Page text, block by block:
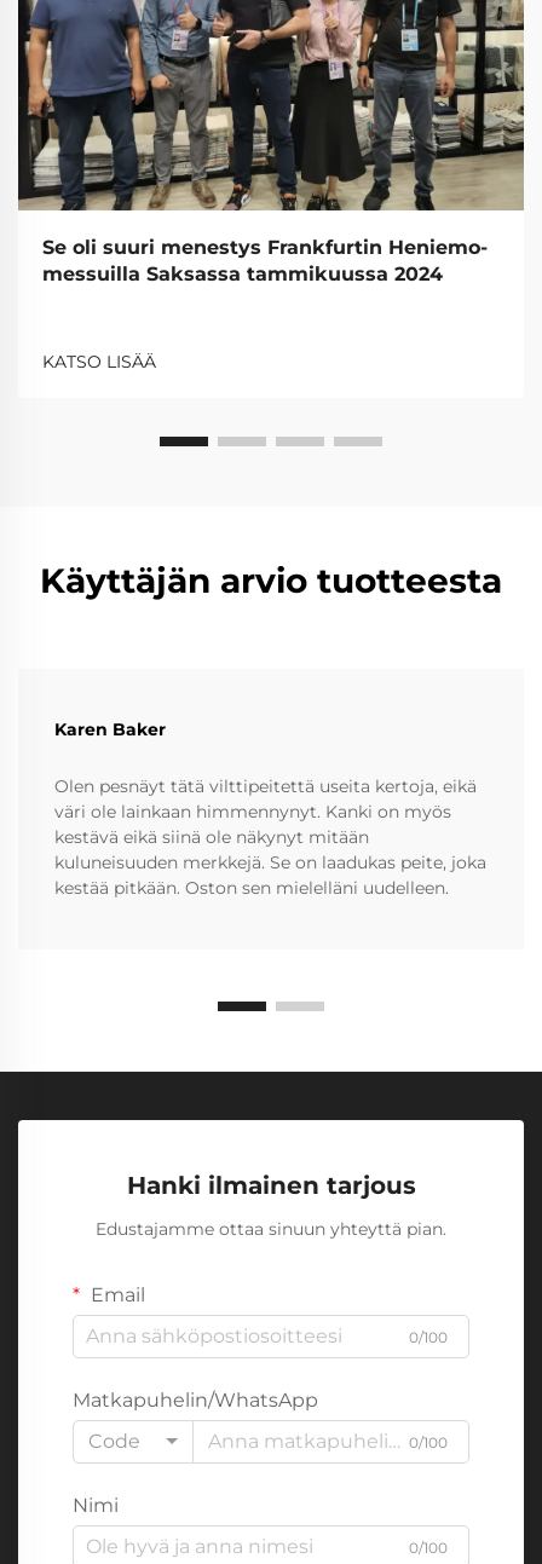
Se oli suuri menestys Frankfurtin Heniemo-
messuilla Saksassa tammikuussa 2024
KATSO LISÄÄ
Käyttäjän arvio tuotteesta
Karen Baker
Olen pesnäyt tätä vilttipeitettä useita kertoja, eikä
väri ole lainkaan himmennynyt. Kanki on myös
kestävä eikä siinä ole näkynyt mitään
kuluneisuuden merkkejä. Se on laadukas peite, joka
kestää pitkään. Oston sen mielelläni uudelleen.
Hanki ilmainen tarjous
Edustajamme ottaa sinuun yhteyttä pian.
Email
0/100
Matkapuhelin/WhatsApp
Code
0/100
Nimi
0/100